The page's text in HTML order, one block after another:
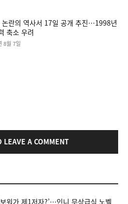
논란의 역사서 17일 공개 추진…1998년
축소 우려
8월 7일
LEAVE A COMMENT
보워가 제1저자?’…인니 무상급식 노벨